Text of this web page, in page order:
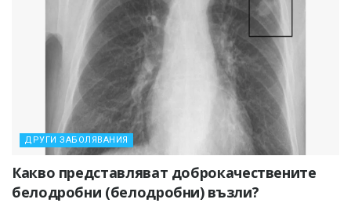
ДРУГИ ЗАБОЛЯВАНИЯ
Какво представляват доброкачествените
белодробни (белодробни) възли?